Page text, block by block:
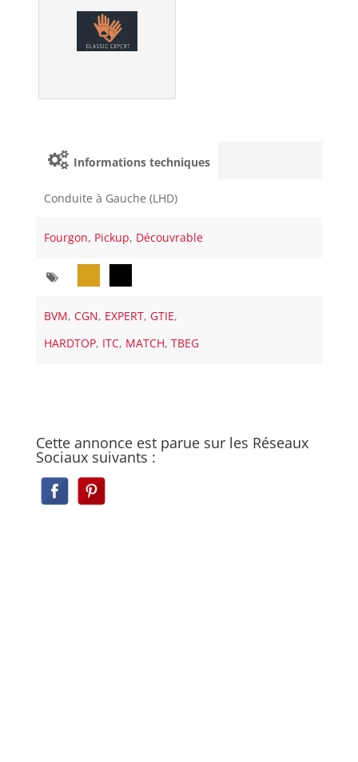
Informations techniques
Conduite à Gauche (LHD)
Fourgon, Pickup, Découvrable
BVM,CGN, EXPERT, GTIE,
HARDTOP, ITC, MATCH,TBEG
Cette annonce est parue sur les Réseaux
Sociaux suivants :